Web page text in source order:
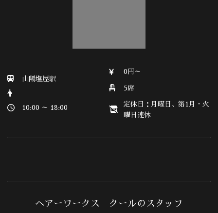
山陽塩屋駅
10:00 ～ 18:00
0円～
5席
定休日：月曜日、第1月・火
曜日連休
ヘアーワークス クールのスタッフ